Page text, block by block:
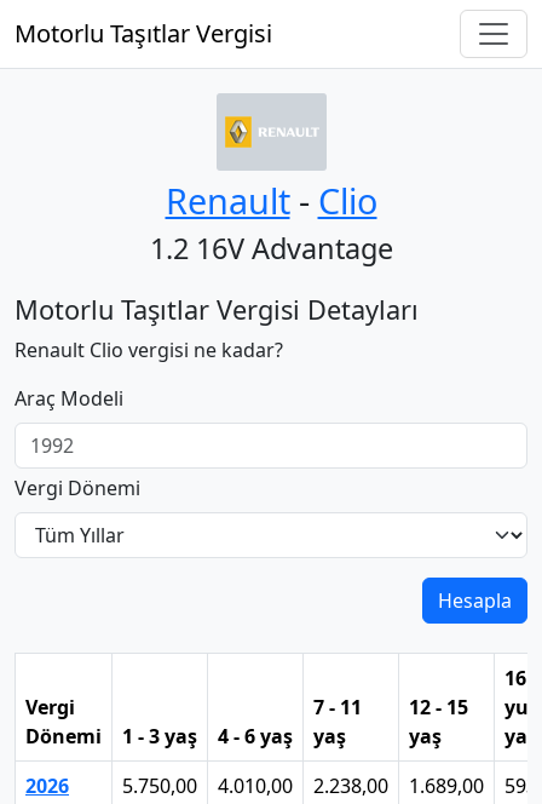
Motorlu Taşıtlar Vergisi
Renault‐ Clio
1.2 16V Advantage
Motorlu Taşıtlar Vergisi Detayları
Renault Clio vergisi ne kadar?
Araç Modeli
Vergi Dönemi
Hesapla
Vergi
Dönemi
1 - 3 yaş 4 - 6 yaş
7 - 11
yaş
12 - 15
yaş
16
yaş
2026
5.750,00 4.010,00 2.238,00 1.689,00